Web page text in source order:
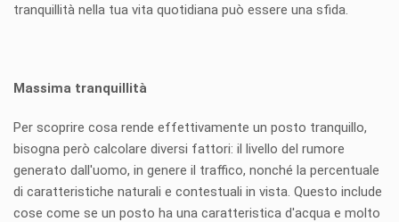
tranquillità nella tua vita quotidiana può essere una sfida.
Massima tranquillità
Per scoprire cosa rende effettivamente un posto tranquillo,
bisogna però calcolare diversi fattori: il livello del rumore
generato dall'uomo, in genere il traffico, nonché la percentuale
di caratteristiche naturali e contestuali in vista. Questo include
cose come se un posto ha una caratteristica d'acqua e molto